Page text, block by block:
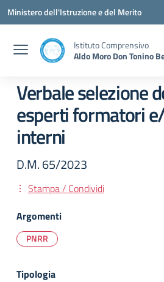
Vai ai contenuti
Vai al menu di navigazione
Vai al footer
Ministero dell'Istruzione e del Merito
Istituto Comprensivo
Aldo Moro Don Tonino
Verbale selezione
esperti formatori
interni
D.M. 65/2023
Stampa / Condividi
Argomenti
PNRR
Tipologia